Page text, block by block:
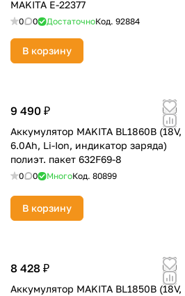
MAKITA E-22377
0 0 ДостаточноКод. 92884
В корзину
9 490 ₽
Аккумулятор MAKITA BL1860B (18V,
6.0Ah, Li-Ion, индикатор заряда)
полиэт. пакет 632F69-8
0 0 МногоКод. 80899
В корзину
8 428 ₽
Аккумулятор MAKITA BL1850B (18V,